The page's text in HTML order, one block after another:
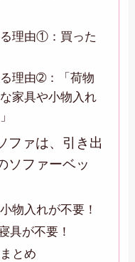
理由①：買った
理由➁：「荷物
家具や小物入れ
ファは、引き出
ソファーベッ
物入れが不要！
具が不要！
とめ